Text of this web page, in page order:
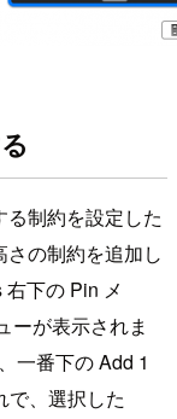
制約を設定した
の制約を追加し
下の Pin メ
ーが表示されま
一番下の Add 1
で、選択した